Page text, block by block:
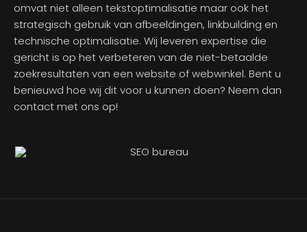
omvat niet alleen tekstoptimalisatie maar ook het
strategisch gebruik van afbeeldingen, linkbuilding en
technische optimalisatie. Wij leveren expertise die
gericht is op het verbeteren van de niet-betaalde
zoekresultaten van een website of webwinkel. Bent u
benieuwd hoe wij dit voor u kunnen doen? Neem dan
contact met ons op!